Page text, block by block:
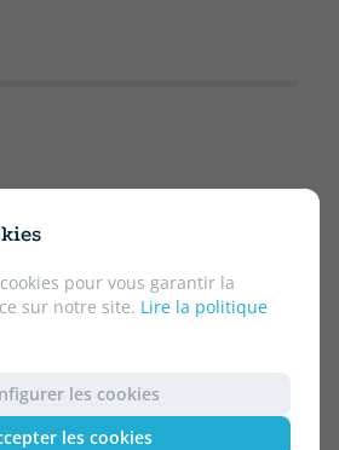
pour vous garantir la
sur notre site. Lire la politique
les cookies
les cookies